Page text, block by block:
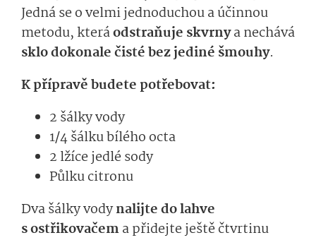
Jedná se o velmi jednoduchou a účinnou
metodu, kteráodstraňuje skvrnya nechává
sklo dokonale čisté bez jediné šmouhy.
K přípravě budete potřebovat:
2 šálky vody
1/4 šálku bílého octa
2 lžíce jedlé sody
Půlku citronu
Dva šálky vodynalijte do lahve
s ostřikovačema přidejte ještě čtvrtinu